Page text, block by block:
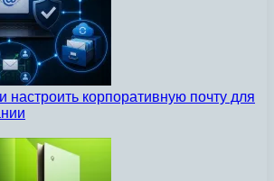
настроить корпоративную почту для